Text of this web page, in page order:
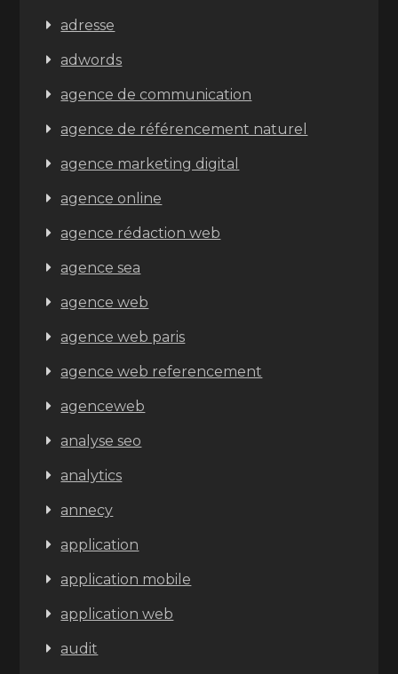
adresse
adwords
agence de communication
agence de référencement naturel
agence marketing digital
agence online
agence rédaction web
agence sea
agence web
agence web paris
agence web referencement
agenceweb
analyse seo
analytics
annecy
application
application mobile
application web
audit